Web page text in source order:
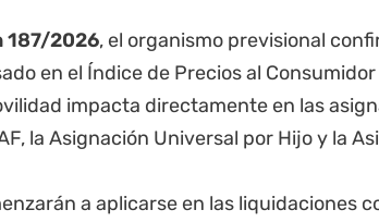
187/2026, el organismo previsional
en el Índice de Precios al Consumidor
impacta directamente en las
, la Asignación Universal por Hijo y la
a aplicarse en las liquidaciones